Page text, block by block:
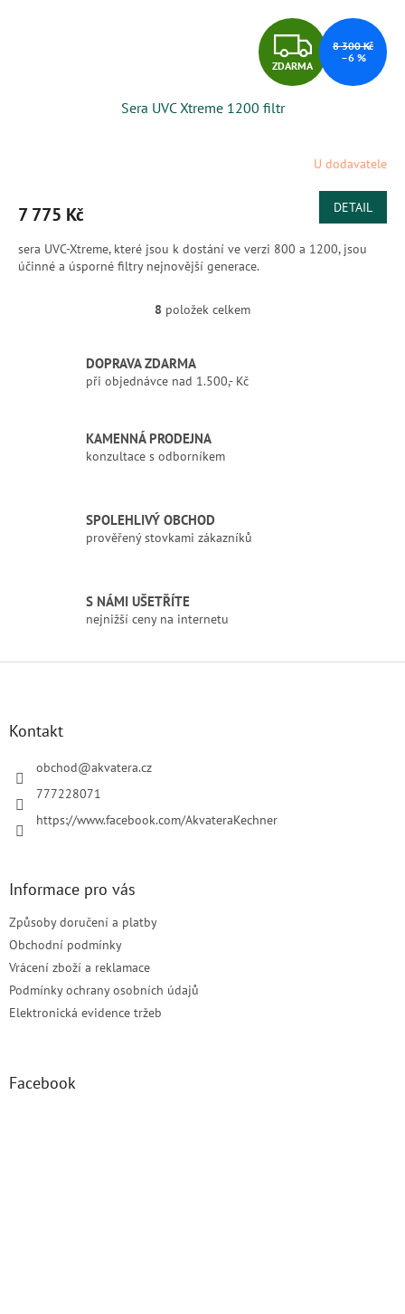
Z
D
R
M
A
ZDARMA
8 300 Kč
–6 %
Sera UVC Xtreme 1200 filtr
U dodavatele
7 775 Kč DETAIL
sera UVC-Xtreme, které jsou k dostání ve verzi 800 a 1200, jsou
účinné a úsporné filtry nejnovější generace.
O
d
í
p
y
v
u
8 položek celkem
DOPRAVA ZDARMA
při objednávce nad 1.500,- Kč
KAMENNÁ PRODEJNA
konzultace s odborníkem
SPOLEHLIVÝ OBCHOD
prověřený stovkami zákazníků
S NÁMI UŠETŘÍTE
nejnižší ceny na internetu
Kontakt
obchod@akvatera.cz
777228071
https://www.facebook.com/AkvateraKechner
Informace pro vás
Způsoby doručení a platby
Obchodní podmínky
Vrácení zboží a reklamace
Podmínky ochrany osobních údajů
Elektronická evidence tržeb
Facebook